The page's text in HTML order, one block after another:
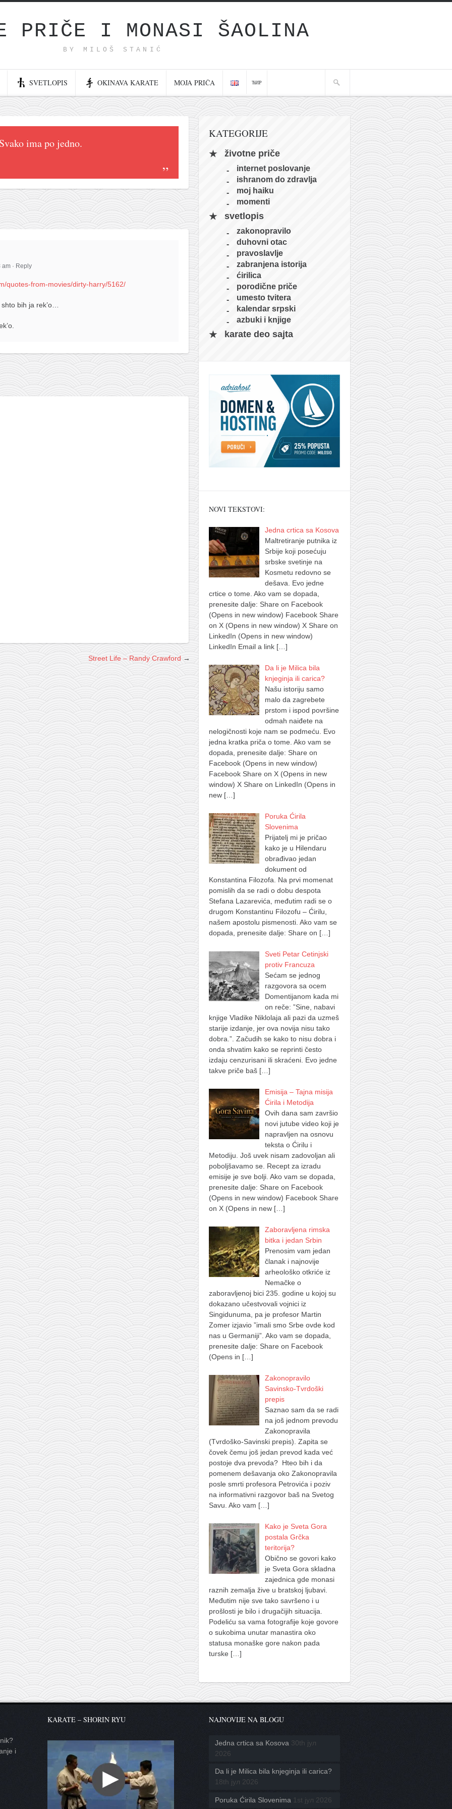
PRIČE I MONASI ŠAOLINA
BY MILOŠ STANIĆ
SVETLOPIS OKINAVA KARATE MOJA PRIČA ЋИР
ima po jedno.
am · Reply
quotes-from-movies/dirty-harry/5162/
bih ja rek’o…
Street Life – Randy Crawford→
KATEGORIJE
životne priče
internet poslovanje
ishranom do zdravlja
moj haiku
momenti
svetlopis
zakonopravilo
duhovni otac
pravoslavlje
zabranjena istorija
ćirilica
porodične priče
umesto tvitera
kalendar srpski
azbuki i knjige
karate deo sajta
NOVI TEKSTOVI:
Jedna crtica sa Kosova
Maltretiranje putnika iz
Srbije koji posećuju
srbske svetinje na
Kosmetu redovno se
dešava. Evo jedne
crtice o tome. Ako vam se dopada,
prenesite dalje: Share on Facebook
(Opens in new window) Facebook Share
on X (Opens in new window) X Share on
LinkedIn (Opens in new window)
LinkedIn Email a link […]
Da li je Milica bila
knjeginja ili carica?
Našu istoriju samo
malo da zagrebete
prstom i ispod površine
odmah naiđete na
nelogičnosti koje nam se podmeću. Evo
jedna kratka priča o tome. Ako vam se
dopada, prenesite dalje: Share on
Facebook (Opens in new window)
Facebook Share on X (Opens in new
window) X Share on LinkedIn (Opens in
new […]
Poruka Ćirila
Slovenima
Prijatelj mi je pričao
kako je u Hilendaru
obrađivao jedan
dokument od
Konstantina Filozofa. Na prvi momenat
pomislih da se radi o dobu despota
Stefana Lazarevića, međutim radi se o
drugom Konstantinu Filozofu – Ćirilu,
našem apostolu pismenosti. Ako vam se
dopada, prenesite dalje: Share on […]
Sveti Petar Cetinjski
protiv Francuza
Sećam se jednog
razgovora sa ocem
Domentijanom kada mi
on reče: ”Sine, nabavi
knjige Vladike Niklolaja ali pazi da uzmeš
starije izdanje, jer ova novija nisu tako
dobra.”. Začudih se kako to nisu dobra i
onda shvatim kako se reprinti često
izdaju cenzurisani ili skraćeni. Evo jedne
takve priče baš […]
Emisija – Tajna misija
Ćirila i Metodija
Ovih dana sam završio
novi jutube video koji je
napravljen na osnovu
teksta o Ćirilu i
Metodiju. Još uvek nisam zadovoljan ali
poboljšavamo se. Recept za izradu
emisije je sve bolji. Ako vam se dopada,
prenesite dalje: Share on Facebook
(Opens in new window) Facebook Share
on X (Opens in new […]
Zaboravljena rimska
bitka i jedan Srbin
Prenosim vam jedan
članak i najnovije
arheološko otkriće iz
Nemačke o
zaboravljenoj bici 235. godine u kojoj su
dokazano učestvovali vojnici iz
Singidunuma, pa je profesor Martin
Zomer izjavio ”imali smo Srbe ovde kod
nas u Germaniji”. Ako vam se dopada,
prenesite dalje: Share on Facebook
(Opens in […]
Zakonopravilo
Savinsko-Tvrdoški
prepis
Saznao sam da se radi
na još jednom prevodu
Zakonopravila
(Tvrdoško-Savinski prepis). Zapita se
čovek čemu još jedan prevod kada već
postoje dva prevoda? Hteo bih i da
pomenem dešavanja oko Zakonopravila
posle smrti profesora Petrovića i poziv
na informativni razgovor baš na Svetog
Savu. Ako vam […]
Kako je Sveta Gora
postala Grčka
teritorija?
Obično se govori kako
je Sveta Gora skladna
zajednica gde monasi
raznih zemalja žive u bratskoj ljubavi.
Međutim nije sve tako savršeno i u
prošlosti je bilo i drugačijih situacija.
Podeliću sa vama fotografije koje govore
o sukobima unutar manastira oko
statusa monaške gore nakon pada
turske […]
i
KARATE – SHORIN RYU NAJNOVIJE NA BLOGU
Jedna crtica sa Kosova 30th јул
2026
Da li je Milica bila knjeginja ili carica?
18th јул 2026
Poruka Ćirila Slovenima 1st јул 2026